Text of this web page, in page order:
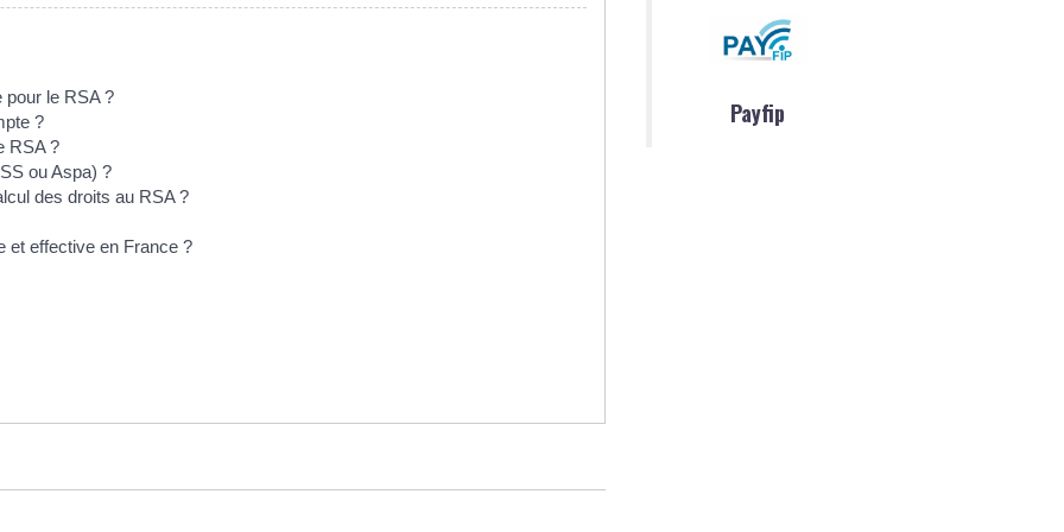
pour le RSA ?
?
RSA ?
ou Aspa) ?
des droits au RSA ?
et effective en France ?
Payfip